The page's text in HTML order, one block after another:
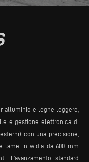
alluminio e leghe leggere,
e gestione elettronica di
con una precisione,
lame in widia da 600 mm
L’avanzamento standard